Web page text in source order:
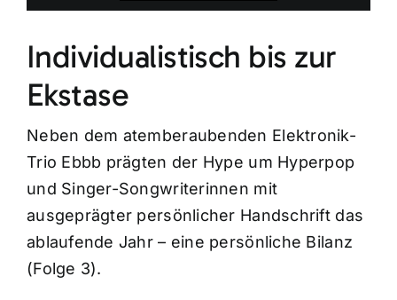
Individualistisch bis zur
Ekstase
Neben dem atemberaubenden Elektronik-
Trio Ebbb prägten der Hype um Hyperpop
und Singer-Songwriterinnen mit
ausgeprägter persönlicher Handschrift das
ablaufende Jahr – eine persönliche Bilanz
(Folge 3).